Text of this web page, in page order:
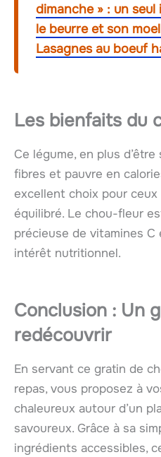
dimanche » : un
le beurre et son
Lasagnes au boeuf
Les bienfaits du
Ce légume, en plus
fibres et pauvre en
excellent choix pour
équilibré. Le chou-fleur
précieuse de vitamines
intérêt nutritionnel.
Conclusion : Un
redécouvrir
En servant ce gratin de
repas, vous proposez à
chaleureux autour d’un
savoureux. Grâce à sa
ingrédients accessibles,